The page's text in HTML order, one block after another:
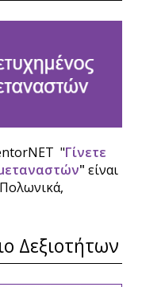
"Γίνετε
" είναι
Πολωνικά,
Δεξιοτήτων